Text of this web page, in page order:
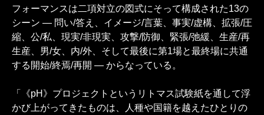
フォーマンスは二項対立の図式にそって構成された13の
シーン ― 問い/答え、イメージ/言葉、事実/虚構、拡張/圧
縮、公/私、現実/非現実、攻撃/防御、緊張/弛緩、生産/再
生産、男/女、内/外、そして最後に第1場と最終場に共通
する開始/終焉/再開 ― からなっている。
「《pH》プロジェクトというリトマス試験紙を通して浮
かび上がってきたものは、人種や国籍を越えたひとりの